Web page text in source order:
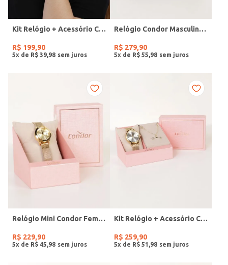
Kit Relógio + Acessório Condor Feminino PRATA
R$ 199,90
5x de R$ 39 98
Relógio Condor Masculino PRATA
R$ 279,90
5x de R$ 55 98
Relógio Mini Condor Feminino DOURADO
R$ 229,90
5x de R$ 45 98
Kit Relógio + Acessório Condor Feminino DOURADO
R$ 259,90
5x de R$ 51 98